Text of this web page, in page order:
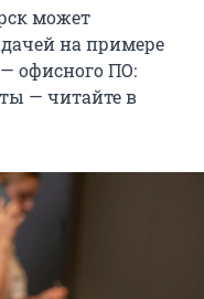
может
на примере
офисного ПО:
— читайте в